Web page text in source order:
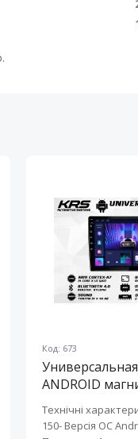
Код: 673
ANDROID
Технічні
150- Версія ОС